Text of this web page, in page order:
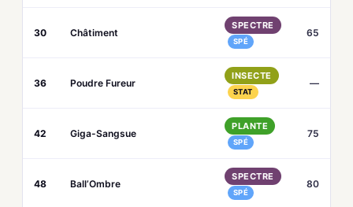
30 Châtiment
SPECTRE
SPÉ
65
36 Poudre Fureur
INSECTE
STAT
—
42 Giga-Sangsue
PLANTE
SPÉ
75
48 Ball’Ombre
SPECTRE
SPÉ
80